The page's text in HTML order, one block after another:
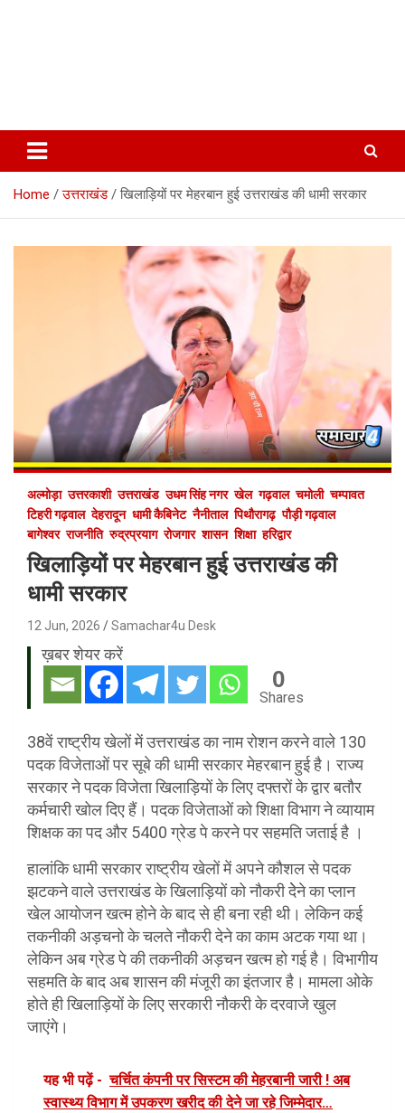
Home उत्तराखंड खिलाड़ियों पर मेहरबान हुई उत्तराखंड की धामी सरकार
अल्मोड़ा उत्तरकाशी उत्तराखंड उधम सिंह नगर खेल गढ़वाल चमोली चम्पावत
टिहरी गढ़वाल देहरादून धामी कैबिनेट नैनीताल पिथौरागढ़ पौड़ी गढ़वाल
बागेश्वर राजनीति रुद्रप्रयाग रोजगार शासन शिक्षा हरिद्वार
खिलाड़ियों पर मेहरबान हुई उत्तराखंड की
धामी सरकार
12 Jun, 2026 Samachar4u Desk
ख़बर शेयर करें
0
Shares
38वें राष्ट्रीय खेलों में उत्तराखंड का नाम रोशन करने वाले 130
पदक विजेताओं पर सूबे की धामी सरकार मेहरबान हुई है। राज्य
सरकार ने पदक विजेता खिलाड़ियों के लिए दफ्तरों के द्वार बतौर
कर्मचारी खोल दिए हैं। पदक विजेताओं को शिक्षा विभाग ने व्यायाम
शिक्षक का पद और 5400 ग्रेड पे करने पर सहमति जताई है ।
हालांकि धामी सरकार राष्ट्रीय खेलों में अपने कौशल से पदक
झटकने वाले उत्तराखंड के खिलाड़ियों को नौकरी देेने का प्लान
खेल आयोजन खत्म होने के बाद से ही बना रही थी। लेकिन कई
तकनीकी अड़चनो के चलते नौकरी देने का काम अटक गया था।
लेकिन अब ग्रेड पे की तकनीकी अड़चन खत्म हो गई है। विभागीय
सहमति के बाद अब शासन की मंजूरी का इंतजार है। मामला ओके
होते ही खिलाड़ियों के लिए सरकारी नौकरी के दरवाजे खुल
जाएंगे।
यह भी पढ़ें - चर्चित कंपनी पर सिस्टम की मेहरबानी जारी ! अब
स्वास्थ्य विभाग में उपकरण खरीद की देने जा रहे जिम्मेदार…